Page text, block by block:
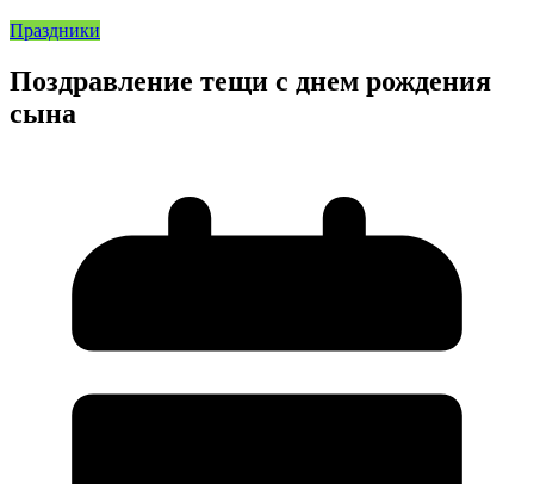
Праздники
Поздравление тещи с днем рождения
сына